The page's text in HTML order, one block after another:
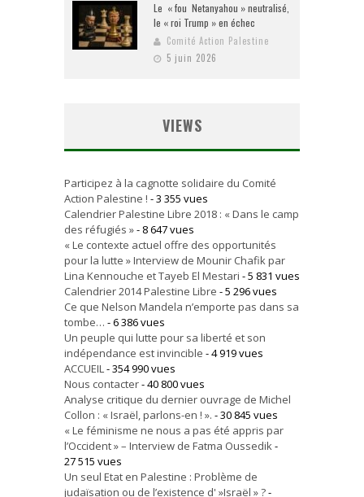
Le « fou Netanyahou » neutralisé,
le « roi Trump » en échec
Comité Action Palestine
5 juin 2026
VIEWS
Participez à la cagnotte solidaire du Comité
Action Palestine ! - 3 355 vues
Calendrier Palestine Libre 2018 : « Dans le camp
des réfugiés »- 8 647 vues
« Le contexte actuel offre des opportunités
pour la lutte » Interview de Mounir Chafik par
Lina Kennouche et Tayeb El Mestari - 5 831 vues
Calendrier 2014 Palestine Libre - 5 296 vues
Ce que Nelson Mandela n’emporte pas dans sa
tombe… - 6 386 vues
Un peuple qui lutte pour sa liberté et son
indépendance est invincible - 4 919 vues
ACCUEIL- 354 990 vues
Nous contacter- 40 800 vues
Analyse critique du dernier ouvrage de Michel
Collon : « Israël, parlons-en ! ». - 30 845 vues
« Le féminisme ne nous a pas été appris par
l’Occident » – Interview de Fatma Oussedik-
27 515 vues
Un seul Etat en Palestine : Problème de
judaïsation ou de l’existence d' »Israël » ?-